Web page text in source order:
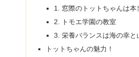
1. 窓際のトットちゃんは本
2. トモエ学園の教室
3. 栄養バランスは海の幸と
トットちゃんの魅力！